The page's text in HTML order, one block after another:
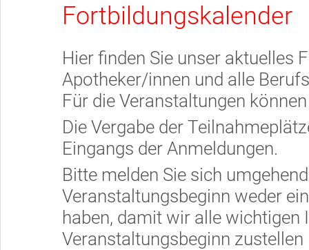
Fortbildungskalender
Hier finden Sie unser aktuelles
Apotheker/innen und alle
Für die Veranstaltungen
Die Vergabe der
Eingangs der Anmeldungen.
Bitte melden Sie sich
Veranstaltungsbeginn weder
haben, damit wir alle
Veranstaltungsbeginn zustellen